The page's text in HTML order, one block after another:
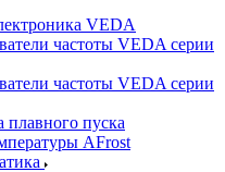
VEDA
частоты VEDA серии
частоты VEDA серии
плавного пуска
AFrost